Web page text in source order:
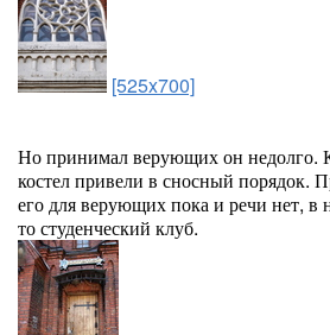
[525x700]
Но принимал верующих он недолго.
костел привели в сносный порядок.
его для верующих пока и речи нет, в
то студенческий клуб.